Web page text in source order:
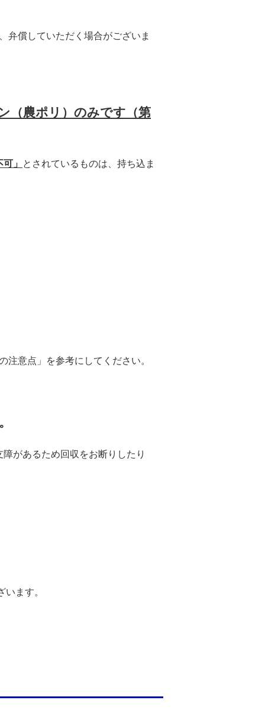
弁償していただく場合がございま
（農ポリ）のみです（第
」 とされているものは、持ち込ま
意点」を参考にしてください。
あるため回収をお断りしたり
ます。